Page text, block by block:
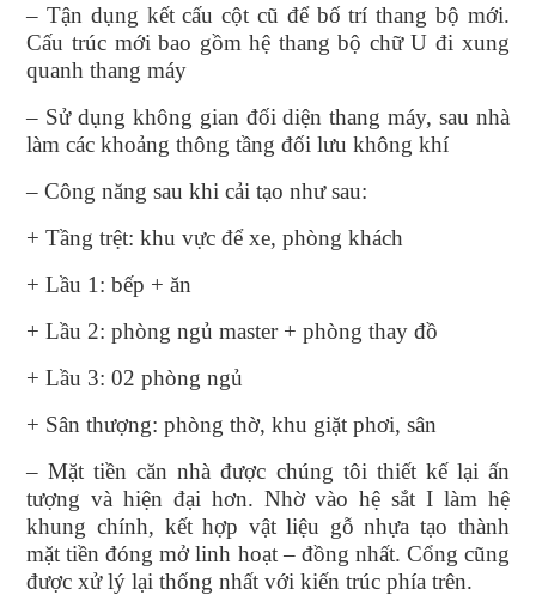
– Tận dụng kết cấu cột cũ để bố trí thang bộ mới.
Cấu trúc mới bao gồm hệ thang bộ chữ U đi xung
quanh thang máy
– Sử dụng không gian đối diện thang máy, sau nhà
làm các khoảng thông tầng đối lưu không khí
– Công năng sau khi cải tạo như sau:
+ Tầng trệt: khu vực để xe, phòng khách
+ Lầu 1: bếp + ăn
+ Lầu 2: phòng ngủ master + phòng thay đồ
+ Lầu 3: 02 phòng ngủ
+ Sân thượng: phòng thờ, khu giặt phơi, sân
– Mặt tiền căn nhà được chúng tôi thiết kế lại ấn
tượng và hiện đại hơn. Nhờ vào hệ sắt I làm hệ
khung chính, kết hợp vật liệu gỗ nhựa tạo thành
mặt tiền đóng mở linh hoạt – đồng nhất. Cổng cũng
được xử lý lại thống nhất với kiến trúc phía trên.